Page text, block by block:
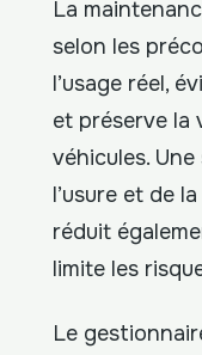
La
selon les
l’usage réel,
et préserve la
véhicules.
l’usure et de
réduit
limite les
Le